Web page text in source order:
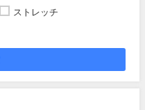
ストレッチ